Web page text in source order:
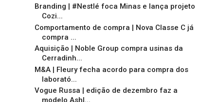
Branding | #Nestlé foca Minas e lança projeto
Cozi...
Comportamento de compra | Nova Classe C já
compra ...
Aquisição | Noble Group compra usinas da
Cerradinh...
M&A | Fleury fecha acordo para compra dos
laborató...
Vogue Russa | edição de dezembro faz a
modelo Ashl...